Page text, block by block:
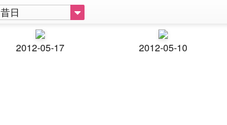
昔日
2012-05-17 2012-05-10